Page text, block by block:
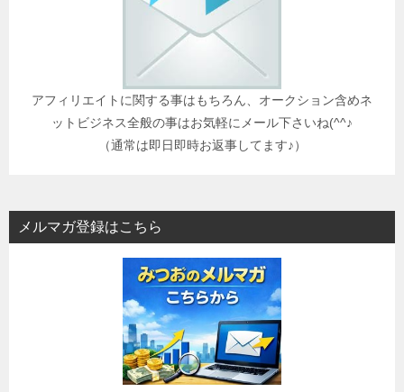
アフィリエイトに関する事はもちろん、オークション含めネ
ットビジネス全般の事はお気軽にメール下さいね(^^♪
（通常は即日即時お返事してます♪）
メルマガ登録はこちら